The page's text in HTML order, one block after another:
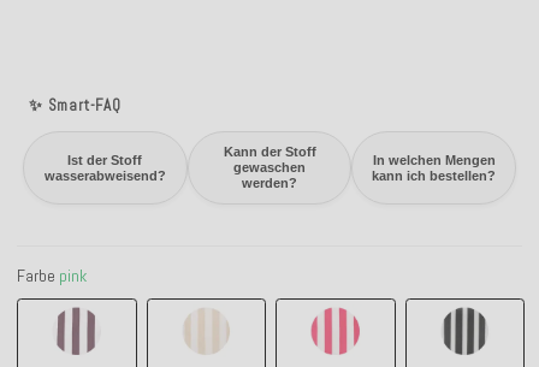
✨ Smart-FAQ
Ist der Stoff
wasserabweisend?
Kann der Stoff
gewaschen
werden?
In welchen Mengen
kann ich bestellen?
Farbe pink
brombeer natur pink schwarz